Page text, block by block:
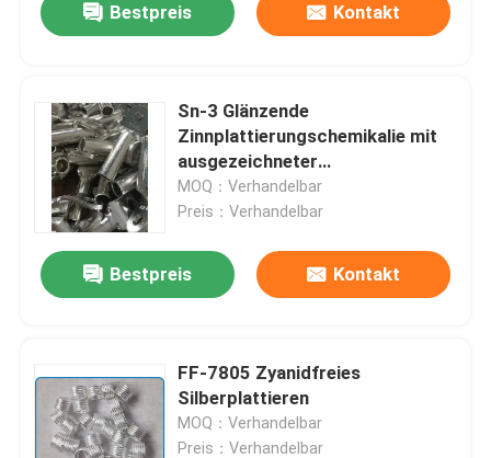
Bestpreis Kontakt
Sn-3 Glänzende
Zinnplattierungschemikalie mit
ausgezeichneter
Einebnungsfähigkeit, breitem
Plattierungsbereich und hoher
MOQ：Verhandelbar
Preis：Verhandelbar
Bestpreis Kontakt
FF-7805 Zyanidfreies
Silberplattieren
MOQ：Verhandelbar
Preis：Verhandelbar